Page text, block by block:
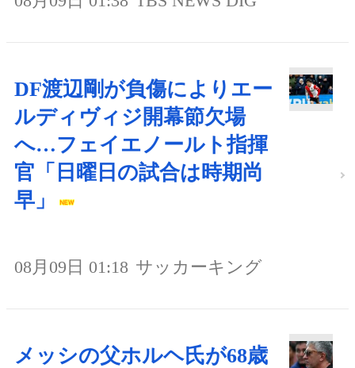
DF渡辺剛が負傷によりエー
ルディヴィジ開幕節欠場
へ…フェイエノールト指揮
官「日曜日の試合は時期尚
早」
08月09日 01:18 サッカーキング
メッシの父ホルヘ氏が68歳